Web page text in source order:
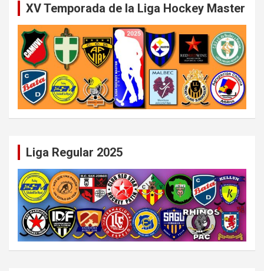
XV Temporada de la Liga Hockey Master
Liga Regular 2025